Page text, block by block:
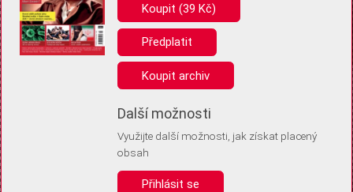
Pro základní fungování webu nepotřebujeme ukládat žádné informace
(tzv. cookies apod.). Rádi bychom vás ale požádali o souhlas s
uložením volitelných informací:
Anonymní unikátní ID
Díky němu příště poznáme, že se jedná o stejné zařízení, a
Identifikátor je zcela anonymní.
Vaše souhlasy a odmítnutí si ukládáme do vašeho zařízení, abychom se
vás už příště znovu neptali. Můžete je kdykoli později upravit ve Správě
Koupit (39 Kč)
Předplatit
Koupit archiv
Další možnosti
Využijte další možnosti, jak získat placený
obsah
Přihlásit se